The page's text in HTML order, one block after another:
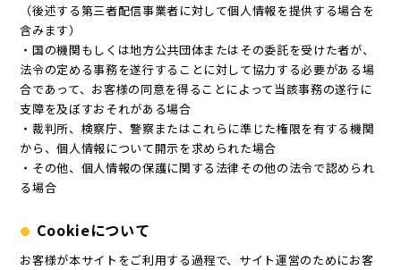
（後述する第三者配信事業者に対して個人情報を提供する場合を
含みます）
・国の機関もしくは地方公共団体またはその委託を受けた者が、
法令の定める事務を遂行することに対して協力する必要がある場
合であって、お客様の同意を得ることによって当該事務の遂行に
支障を及ぼすおそれがある場合
・裁判所、検察庁、警察またはこれらに準じた権限を有する機関
から、個人情報について開示を求められた場合
・その他、個人情報の保護に関する法律その他の法令で認められ
る場合
Cookieについて
お客様が本サイトをご利用する過程で、サイト運営のためにお客